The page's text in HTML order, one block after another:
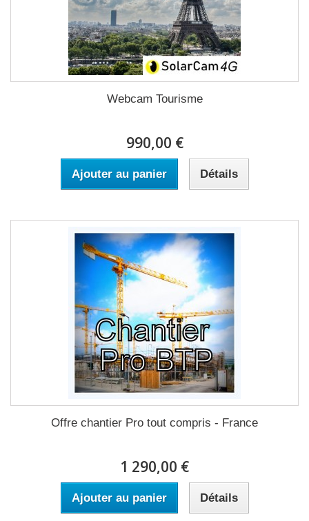
Webcam Tourisme
990,00 €
Ajouter au panier Détails
Offre chantier Pro tout compris - France
1 290,00 €
Ajouter au panier Détails